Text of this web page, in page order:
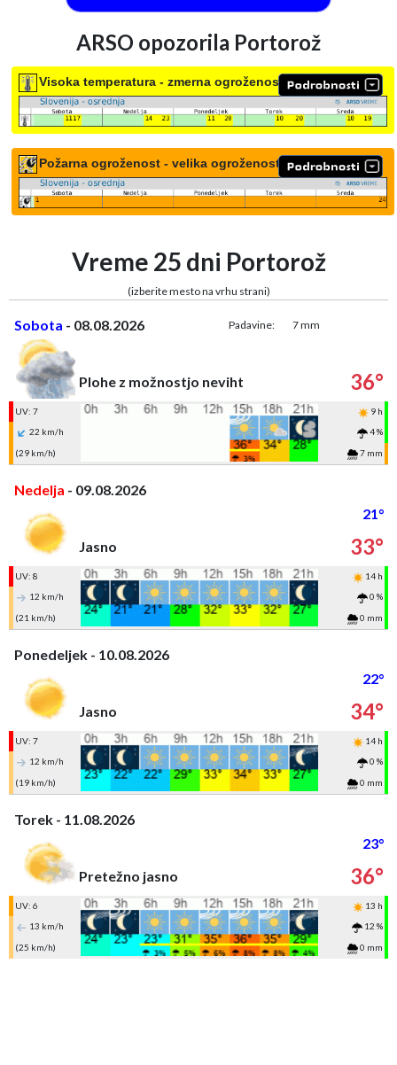
ARSO opozorila Portorož
Visoka temperatura - zmerna ogroženost
Požarna ogroženost - velika ogroženost
Vreme 25 dni Portorož
(izberite mesto na vrhu strani)
Sobota - 08.08.2026 Padavine: 7 mm
Plohe z možnostjo neviht 36°
UV: 7
9 h
22 km/h
4 %
(29 km/h)
7 mm
Nedelja - 09.08.2026
21°
Jasno
33°
UV: 8
14 h
12 km/h
0 %
(21 km/h)
0 mm
Ponedeljek - 10.08.2026
22°
Jasno
34°
UV: 7
14 h
12 km/h
0 %
(19 km/h)
0 mm
Torek - 11.08.2026
23°
Pretežno jasno
36°
UV: 6
13 h
13 km/h
12 %
(25 km/h)
0 mm